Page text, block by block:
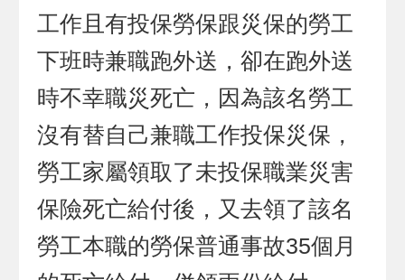
工作且有投保勞保跟災保的勞工
下班時兼職跑外送，卻在跑外送
時不幸職災死亡，因為該名勞工
沒有替自己兼職工作投保災保，
勞工家屬領取了未投保職業災害
保險死亡給付後，又去領了該名
勞工本職的勞保普通事故35個月